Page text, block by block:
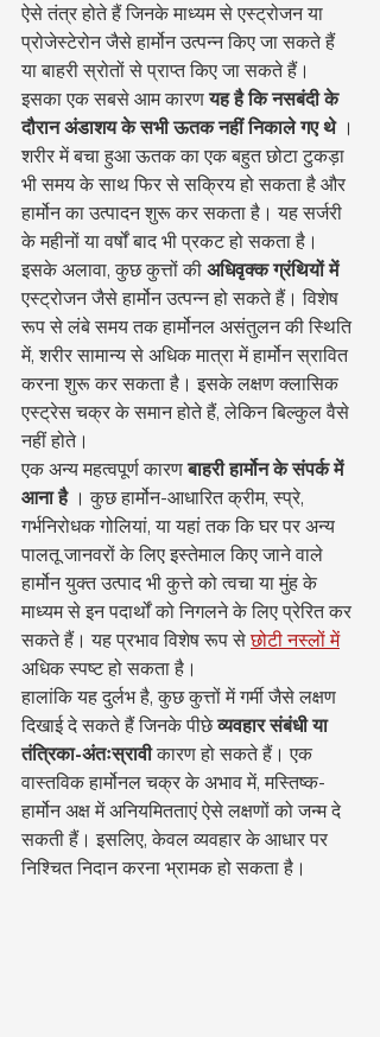
ऐसे तंत्र होते हैं जिनके माध्यम से एस्ट्रोजन या
प्रोजेस्टेरोन जैसे हार्मोन उत्पन्न किए जा सकते हैं
या बाहरी स्रोतों से प्राप्त किए जा सकते हैं।
इसका एक सबसे आम कारण यह है कि नसबंदी के
दौरान अंडाशय के सभी ऊतक नहीं निकाले गए थे ।
शरीर में बचा हुआ ऊतक का एक बहुत छोटा टुकड़ा
भी समय के साथ फिर से सक्रिय हो सकता है और
हार्मोन का उत्पादन शुरू कर सकता है। यह सर्जरी
के महीनों या वर्षों बाद भी प्रकट हो सकता है।
इसके अलावा, कुछ कुत्तों की अधिवृक्क ग्रंथियों में
एस्ट्रोजन जैसे हार्मोन उत्पन्न हो सकते हैं। विशेष
रूप से लंबे समय तक हार्मोनल असंतुलन की स्थिति
में, शरीर सामान्य से अधिक मात्रा में हार्मोन स्रावित
करना शुरू कर सकता है। इसके लक्षण क्लासिक
एस्ट्रेस चक्र के समान होते हैं, लेकिन बिल्कुल वैसे
नहीं होते।
एक अन्य महत्वपूर्ण कारण बाहरी हार्मोन के संपर्क में
आना है । कुछ हार्मोन-आधारित क्रीम, स्प्रे,
गर्भनिरोधक गोलियां, या यहां तक कि घर पर अन्य
पालतू जानवरों के लिए इस्तेमाल किए जाने वाले
हार्मोन युक्त उत्पाद भी कुत्ते को त्वचा या मुंह के
माध्यम से इन पदार्थों को निगलने के लिए प्रेरित कर
सकते हैं। यह प्रभाव विशेष रूप से छोटी नस्लों में
अधिक स्पष्ट हो सकता है।
हालांकि यह दुर्लभ है, कुछ कुत्तों में गर्मी जैसे लक्षण
दिखाई दे सकते हैं जिनके पीछे व्यवहार संबंधी या
तंत्रिका-अंतःस्रावी कारण हो सकते हैं। एक
वास्तविक हार्मोनल चक्र के अभाव में, मस्तिष्क-
हार्मोन अक्ष में अनियमितताएं ऐसे लक्षणों को जन्म दे
सकती हैं। इसलिए, केवल व्यवहार के आधार पर
निश्चित निदान करना भ्रामक हो सकता है।